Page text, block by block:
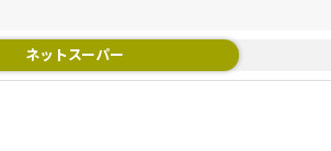
ネットスーパー